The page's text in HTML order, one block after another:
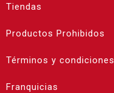
Tiendas
Productos Prohibidos
Términos y condiciones
Franquicias